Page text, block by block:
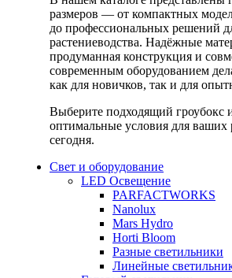
размеров — от компактных
до профессиональных решений
растениеводства. Надёжные
продуманная конструкция и
современным оборудованием
как для новичков, так и для
Выберите подходящий гроубокс
оптимальные условия для ваших
сегодня.
Свет и оборудование
LED Освещение
PARFACTWORKS
Nanolux
Mars Hydro
Horti Bloom
Разные светильники
Линейные